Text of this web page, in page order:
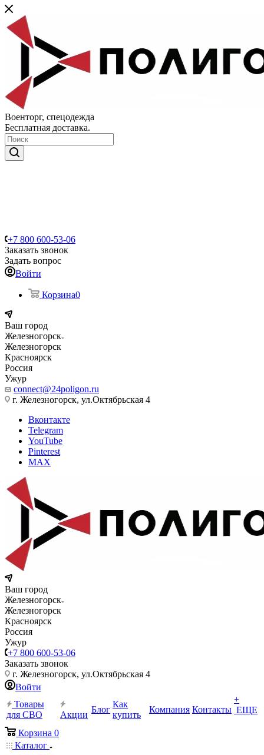
Военторг, спецодежда
Бесплатная доставка.
+7 800 600-53-06
Заказать звонок
Задать вопрос
Войти
Корзина0
Ваш город
Железногорск
Железногорск
Красноярск
Россия
Ужур
connect@24poligon.ru
г. Железногорск, ул.Октябрьская 4
Вконтакте
Telegram
YouTube
Pinterest
MAX
Ваш город
Железногорск
Железногорск
Красноярск
Россия
Ужур
+7 800 600-53-06
Заказать звонок
г. Железногорск, ул.Октябрьская 4
Войти
Товары
для СВО
Акции
Блог
Как
купить
Компания Контакты
+
ЕЩЕ
Корзина 0
Каталог